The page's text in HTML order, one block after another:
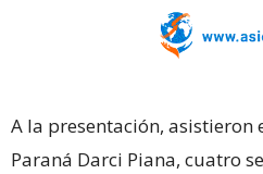
A la presentación, asistieron
Paraná Darci Piana, cuatro